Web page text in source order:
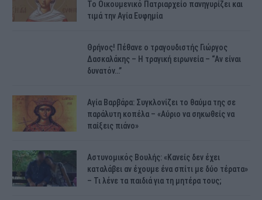
Το Οικουμενικό Πατριαρχείο πανηγυρίζει και
τιμά την Αγία Ευφημία
Θρήνος! Πέθανε ο τραγουδιστής Γιώργος
Δασκαλάκης – Η τραγική ειρωνεία – “Αν είναι
δυνατόν…”
Αγία Βαρβάρα: Συγκλονίζει το θαύμα της σε
παράλυτη κοπέλα – «Αύριο να σηκωθείς να
παίξεις πιάνο»
Αστυνομικός Bουλής: «Κανείς δεν έχει
καταλάβει αν έχουμε ένα σπίτι με δύο τέρατα»
– Τι λένε τα παιδιά για τη μητέρα τους;